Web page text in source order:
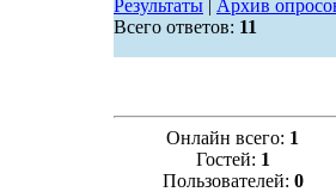
Результаты| Архив
Всего ответов: 11
Онлайн всего: 1
Гостей: 1
Пользователей: 0